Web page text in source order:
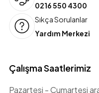
0216 550 4300
Sıkça Sorulanlar
Yardım Merkezi
Çalışma Saatlerimiz
Pazartesi - Cumartesi